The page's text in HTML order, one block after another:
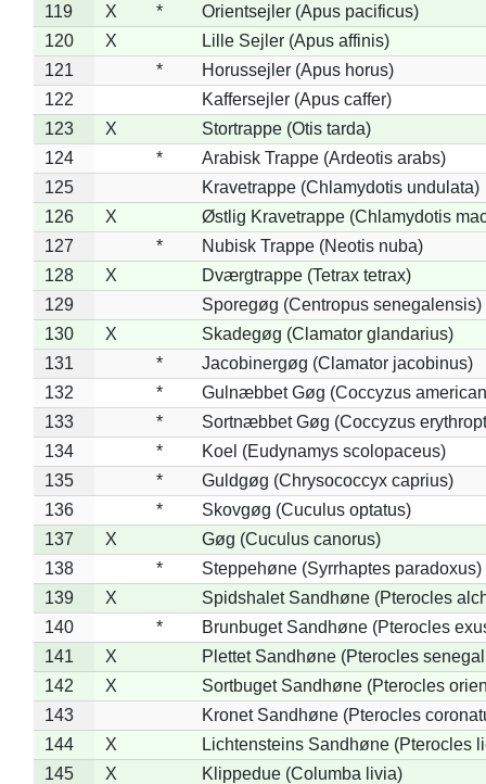
119
X *
Orientsejler (Apus pacificus)
120
X
Lille Sejler (Apus affinis)
121
*
Horussejler (Apus horus)
122
Kaffersejler (Apus caffer)
123
X
Stortrappe (Otis tarda)
124
*
Arabisk Trappe (Ardeotis arabs)
125
Kravetrappe (Chlamydotis undulata)
126
X
Østlig Kravetrappe (Chlamydotis
127
*
Nubisk Trappe (Neotis nuba)
128
X
Dværgtrappe (Tetrax tetrax)
129
Sporegøg (Centropus senegalensis)
130
X
Skadegøg (Clamator glandarius)
131
*
Jacobinergøg (Clamator jacobinus)
132
*
Gulnæbbet Gøg (Coccyzus
133
*
Sortnæbbet Gøg (Coccyzus
134
*
Koel (Eudynamys scolopaceus)
135
*
Guldgøg (Chrysococcyx caprius)
136
*
Skovgøg (Cuculus optatus)
137
X
Gøg (Cuculus canorus)
138
*
Steppehøne (Syrrhaptes paradoxus)
139
X
Spidshalet Sandhøne (Pterocles
140
*
Brunbuget Sandhøne (Pterocles
141
X
Plettet Sandhøne (Pterocles
142
X
Sortbuget Sandhøne (Pterocles
143
Kronet Sandhøne (Pterocles
144
X
Lichtensteins Sandhøne (Pterocles
145
X
Klippedue (Columba livia)